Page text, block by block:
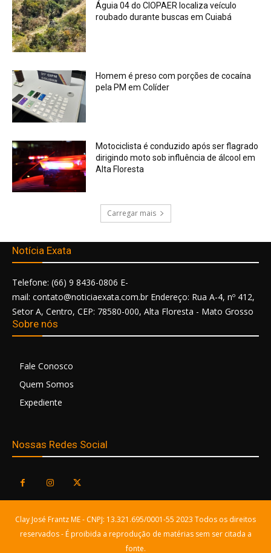
Águia 04 do CIOPAER localiza veículo
roubado durante buscas em Cuiabá
Homem é preso com porções de cocaína
pela PM em Colíder
Motociclista é conduzido após ser flagrado
dirigindo moto sob influência de álcool em
Alta Floresta
Carregar mais
Notícia Exata
Telefone: (66) 9 8436-0806 E-
mail: contato@noticiaexata.com.br Endereço: Rua A-4, nº 412,
Setor A, Centro, CEP: 78580-000, Alta Floresta - Mato Grosso
Sobre nós
Fale Conosco
Quem Somos
Expediente
Nossas Redes Social
Clay José Frantz ME - CNPJ: 13.321.695/0001-55 2023 Todos os direitos
reservados - É proibida a reprodução de matérias sem ser citada a
fonte.